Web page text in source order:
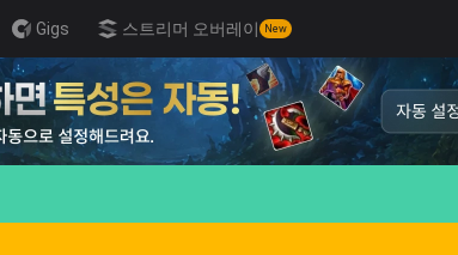
Gigs 스트리머 오버레이 New